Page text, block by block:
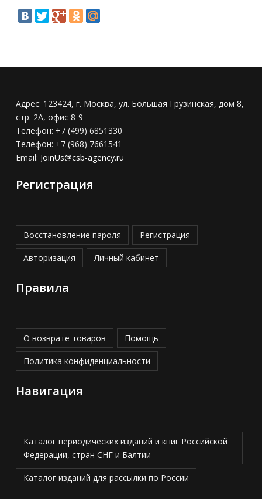
Адрес: 123424, г. Москва, ул. Большая Грузинская, дом 8,
стр. 2А, офис 8-9
Телефон: +7 (499) 6851330
Телефон: +7 (968) 7661541
Email: JoinUs@csb-agency.ru
Регистрация
Восстановление пароля Регистрация
Авторизация Личный кабинет
Правила
О возврате товаров Помощь
Политика конфиденциальности
Навигация
Каталог периодических изданий и книг Российской
Федерации, стран СНГ и Балтии
Каталог изданий для рассылки по России